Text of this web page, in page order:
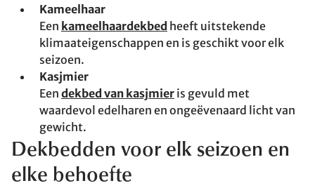
Kameelhaar
Een kameelhaardekbed heeft uitstekende
klimaateigenschappen en is geschikt voor elk
seizoen.
Kasjmier
Een dekbed van kasjmier is gevuld met
waardevol edelharen en ongeëvenaard licht van
gewicht.
Dekbedden voor elk seizoen en
elke behoefte